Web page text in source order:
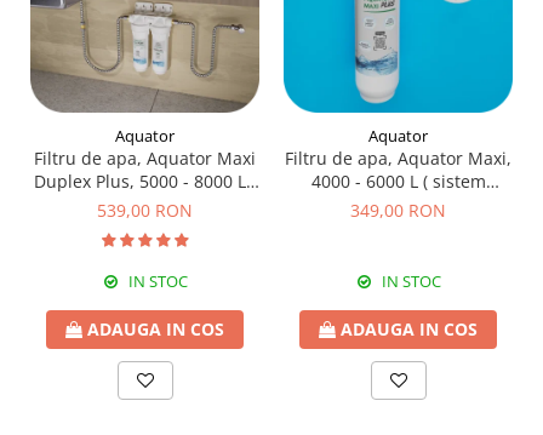
Aquator
Filtru de apa, Aquator Maxi
Duplex Plus, 5000 - 8000 L (
sistem complet )
539,00 RON
IN STOC
ADAUGA IN COS
Aquator
Filtru de apa, Aquator Maxi,
4000 - 6000 L ( sistem
complet )
349,00 RON
IN STOC
ADAUGA IN COS